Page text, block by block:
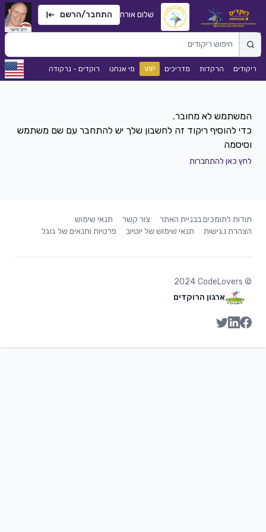
שלום אורח התחבר/הרשם
ריקודים הרקדות מדריכים VIP מי אנחנו רוקדים - נרקודה
כדי להוסיף ריקוד זה לחשבון שלך יש להתחבר עם שם משתמש
וסיסמה
לחץ כאן להתחברות
תודות לתומכים בבניית האתר צור קשר
תנאי שימוש
הצהרת נגישות
תנאי שימוש של יוטיוב פרטיות ותנאים של גוגל
©
2024 CodeLovers
ארגון הרוקדים